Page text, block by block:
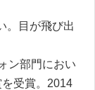
。
目が飛び出
ォ ン部門におい
を受賞。 2014